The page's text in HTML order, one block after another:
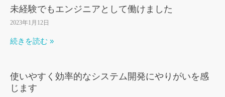
未経験でもエンジニアとして働けました
2023年1月12日
続きを読む »
使いやすく効率的なシステム開発にやりがいを感
じます